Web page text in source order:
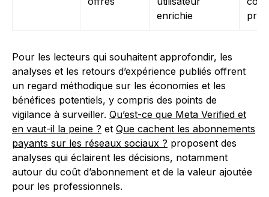
enrichie
Pour les lecteurs qui souhaitent approfondir, les
analyses et les retours d’expérience publiés offrent
un regard méthodique sur les économies et les
bénéfices potentiels, y compris des points de
vigilance à surveiller. Qu’est-ce que Meta Verified et
en vaut-il la peine ? et Que cachent les abonnements
payants sur les réseaux sociaux ? proposent des
analyses qui éclairent les décisions, notamment
autour du coût d’abonnement et de la valeur ajoutée
pour les professionnels.